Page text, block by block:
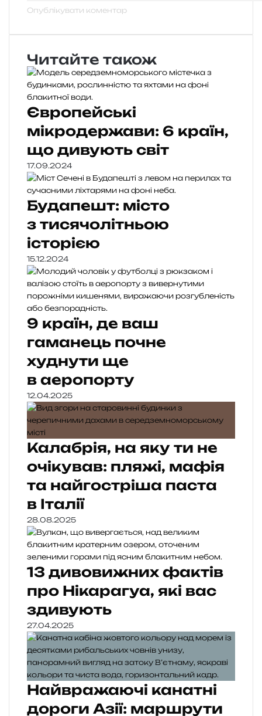
Читайте також
Європейські
мікродержави: 6 країн,
що дивують світ
17.09.2024
Будапешт: місто
з тисячолітньою
історією
15.12.2024
9 країн, де ваш
гаманець почне
худнути ще
в аеропорту
12.04.2025
Калабрія, на яку ти не
очікував: пляжі, мафія
та найгостріша паста
в Італії
28.08.2025
13 дивовижних фактів
про Нікарагуа, які вас
здивують
27.04.2025
Найвражаючі канатні
дороги Азії: маршрути